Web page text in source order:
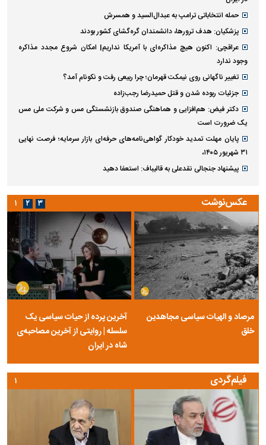
حمله انتخاباتی ترامپ به عبدال‌السید و همسرش
پزشکیان: هدف ترورها، دانشمندان گره‌گشای کشور بودند
عراقچی: اکنون هیچ مذاکره‌ای با آمریکا نداریم| امکان شروع مجدد مذاکره
وجود ندارد
تغییر ناگهانی روی نیمکت قهرمان؛ چرا ربیعی رفت و نکونام آمد؟
جزئیات ربوده شدن و قتل حمیدرضا رجب‌زاده
دکتر فیض: هم‌افزایی و هماهنگی صندوق بازنشستگی مس و شرکت ملی مس
یک ضرورت است
پایان مهلت تمدید خودکار گواهی‌نامه‌های حرفه‌ای بازار سرمایه؛ فرصت نهایی
۳۱ شهریور ۱۴۰۵،
پیشنهاد جنجالی نقدعلی به قالیباف: استعفا دهید
عکس‌نوشت
مرصاد و الهیات سیاسی مجاهدین
خلق
آخرین پرده از حیات سیاسی یک
سلسله | روایتی از آخرین مصاحبه‌ی
شاه در ایران
۱ ۲ ۳
فیلم‌گردی ۱